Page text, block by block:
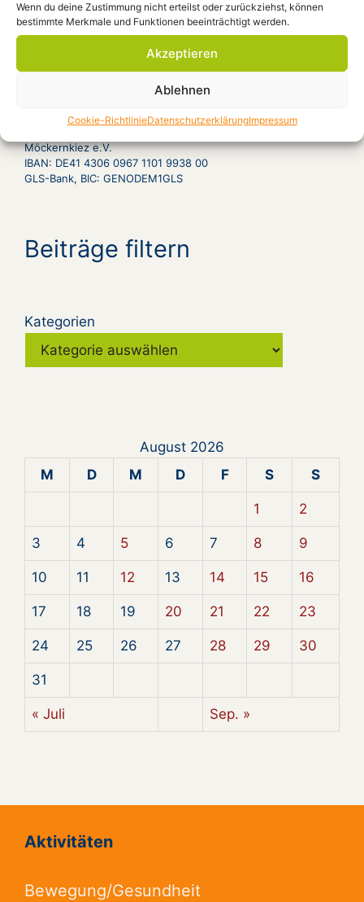
Wenn du deine Zustimmung nicht erteilst oder zurückziehst, können
bestimmte Merkmale und Funktionen beeinträchtigt werden.
Akzeptieren
Ablehnen
Cookie-RichtlinieDatenschutzerklärungImpressum
Jahrhundert“ D 2009, 90 MinutenOrt: Forum
Aug. 28, 12:00What If BerlinOrt:
Möckernkiez e.V.
IBAN: DE41 4306 0967 1101 9938 00
GLS-Bank, BIC: GENODEM1GLS
Beiträge filtern
Kategorien
August 2026
M
D M D F S S
1 2
3 4 5 6 7 8 9
10 11 12 13 14 15 16
17 18 19 20 21 22 23
24 25 26 27 28 29 30
31
« Juli Sep. »
Aktivitäten
Bewegung/Gesundheit